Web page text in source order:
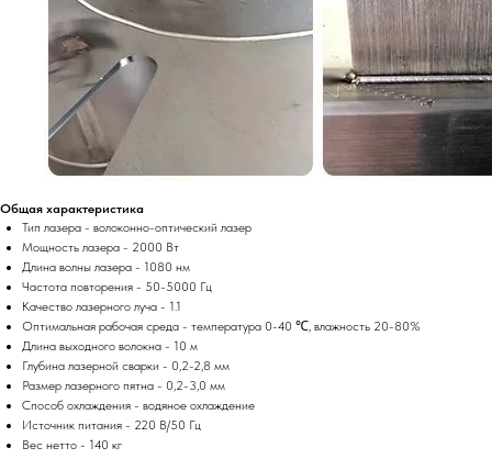
Общая характеристика
Тип лазера - волоконно-оптический лазер
Мощность лазера - 2000 Вт
Длина волны лазера - 1080 нм
Частота повторения - 50-5000 Гц
Качество лазерного луча - 1.1
Оптимальная рабочая среда - температура 0-40 ℃, влажность 20-80%
Длина выходного волокна - 10 м
Глубина лазерной сварки - 0,2-2,8 мм
Размер лазерного пятна - 0,2-3,0 мм
Способ охлаждения - водяное охлаждение
Источник питания - 220 В/50 Гц
Вес нетто - 140 кг